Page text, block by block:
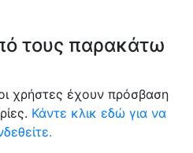
τους παρακάτω
χρήστες έχουν πρόσβαση
Κάντε κλικ εδώ για να